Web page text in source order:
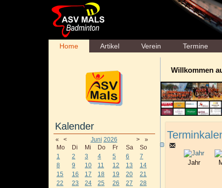
Home Artikel Verein Termine
Kalender
« < Juni 2026 >
»
Mo
Di Mi Do Fr Sa
So
1
2 3 4 5 6
7
8
9 10 11 12 13
14
15
16 17 18 19 20
21
22
23 24 25 26 27
28
Willkommen
Jahr